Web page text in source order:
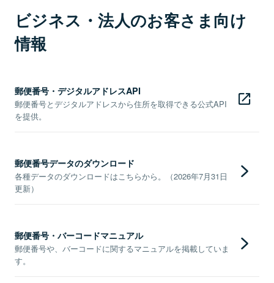
ビジネス・法人のお客さま向け
情報
郵便番号・デジタルアドレスAPI
郵便番号とデジタルアドレスから住所を取得できる公式API
を提供。
郵便番号データのダウンロード
各種データのダウンロードはこちらから。（2026年7月31日
更新）
郵便番号・バーコードマニュアル
郵便番号や、バーコードに関するマニュアルを掲載していま
す。